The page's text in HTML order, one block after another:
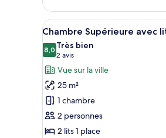
le
type
de
chambre
Suite
Classique
Afficher
toutes
les
photos
pour
ce
type
de
chambre :
9
Chambre Supérieure avec
8,08,0 sur 10
Très bien
2 avis
(2 avis)
Vue sur la ville
25 m²
1 chambre
2 personnes
2 lits 1 place